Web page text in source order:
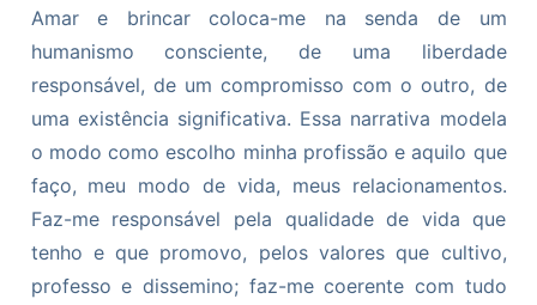
Amar e brincar coloca-me na senda de um
humanismo consciente, de uma liberdade
responsável, de um compromisso com o outro, de
uma existência significativa. Essa narrativa modela
o modo como escolho minha profissão e aquilo que
faço, meu modo de vida, meus relacionamentos.
Faz-me responsável pela qualidade de vida que
tenho e que promovo, pelos valores que cultivo,
professo e dissemino; faz-me coerente com tudo